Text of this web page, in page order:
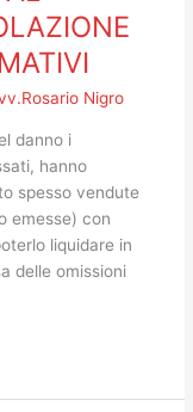
Nigro
danno i
hanno
spesso vendute
emesse) con
liquidare in
delle omissioni